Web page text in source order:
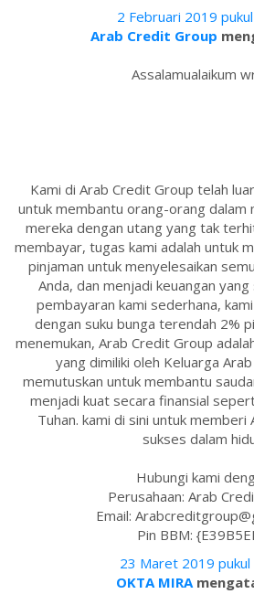
2 Februari 2019
Arab Credit Group
Assalamualaikum
Kami di Arab Credit Group telah
untuk membantu orang-orang dalam
mereka dengan utang yang tak
membayar, tugas kami adalah untuk
pinjaman untuk menyelesaikan
Anda, dan menjadi keuangan
pembayaran kami sederhana,
dengan suku bunga terendah 2%
menemukan, Arab Credit Group
yang dimiliki oleh Keluarga
memutuskan untuk membantu
menjadi kuat secara finansial
Tuhan. kami di sini untuk memberi
sukses dalam
Hubungi kami
Perusahaan: Arab
Email:
Pin BBM:
23 Maret 2019 pukul
OKTA MIRA